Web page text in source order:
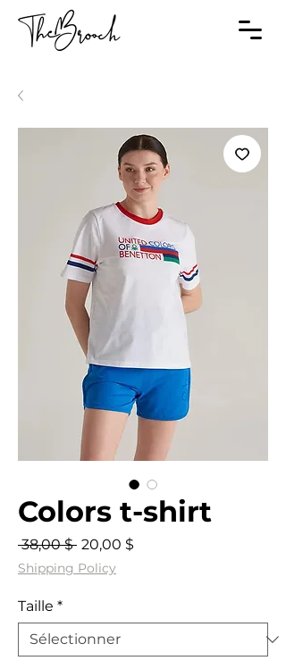
Colors t-shirt
38,00 $ Prix
original
20,00 $
Shipping Policy
Taille *